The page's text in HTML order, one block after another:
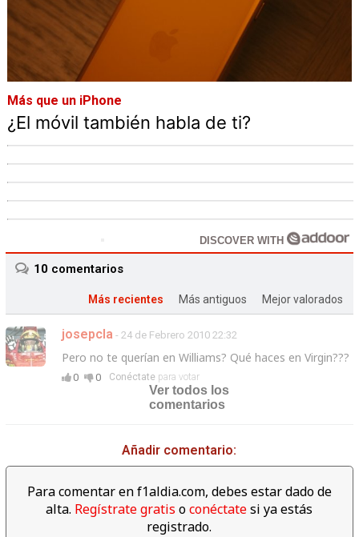
Más que un iPhone
¿El móvil también habla de ti?
DISCOVER WITH
10comentarios
Más recientes Más antiguos Mejor valorados
josepcla - 24 de Febrero 2010 22:32
Pero no te querían en Williams? Qué haces en Virgin???
0 0 Conéctatepara votar
Ver todos los
comentarios
Añadir comentario:
Para comentar en f1aldia.com, debes estar dado de
alta. Regístrate gratis oconéctatesi ya estás
registrado.